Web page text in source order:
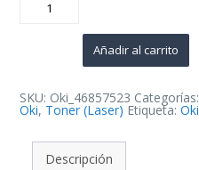
Executive
-
46857523
cantidad
Añadir al carrito
SKU: Oki_46857523
Oki, Toner (Laser) Etiqueta:Oki
Descripción